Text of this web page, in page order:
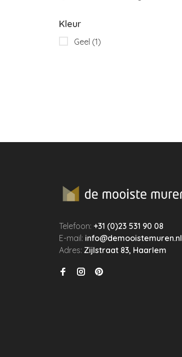
Kleur
Geel (1)
Telefoon:+31 (0)23 531 90 08
E-mail: info@demooistemuren.nl
Adres:Zijlstraat 83, Haarlem